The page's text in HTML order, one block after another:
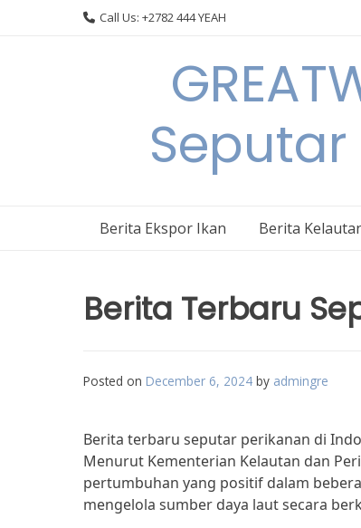
Call Us: +2782 444 YEAH
Berita Ekspor Ikan Berita
Berita Terbaru
Posted on December 6, 2024 by admingre
Berita terbaru seputar perikanan di
Menurut Kementerian Kelautan dan
pertumbuhan yang positif dalam
mengelola sumber daya laut secara